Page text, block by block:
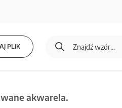
PLIK
akwarela.